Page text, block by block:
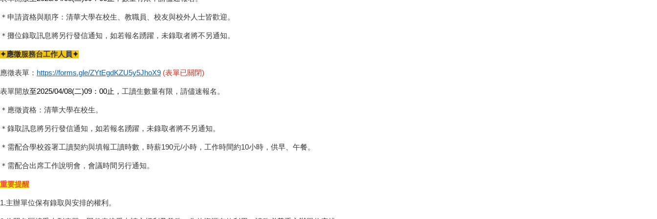
＊申請資格與順序：清華大學在校生、教職員、校友與校外人士皆歡迎。
＊攤位錄取訊息將另行發信通知，如若報名踴躍，未錄取者將不另通知。
✦應徵服務台工作人員✦
應徵表單： https://forms.gle/ZYtEgdKZU5y5JhoX9 (表單已關閉)
表單開放至2025/04/08(二)09：00止， 工讀生數量有限，請儘速報名。
＊應徵資格：清華大學在校生。
＊錄取訊息將另行發信通知，如若報名踴躍，未錄取者將不另通知。
＊需配合學校簽署工讀契約與填報工讀時數，時薪190元/小時，工作時間約10小時，供早、午餐。
＊需配合出席工作說明會，會議時間另行通知。
重要提醒
1.主辦單位保有錄取與安排的權利。